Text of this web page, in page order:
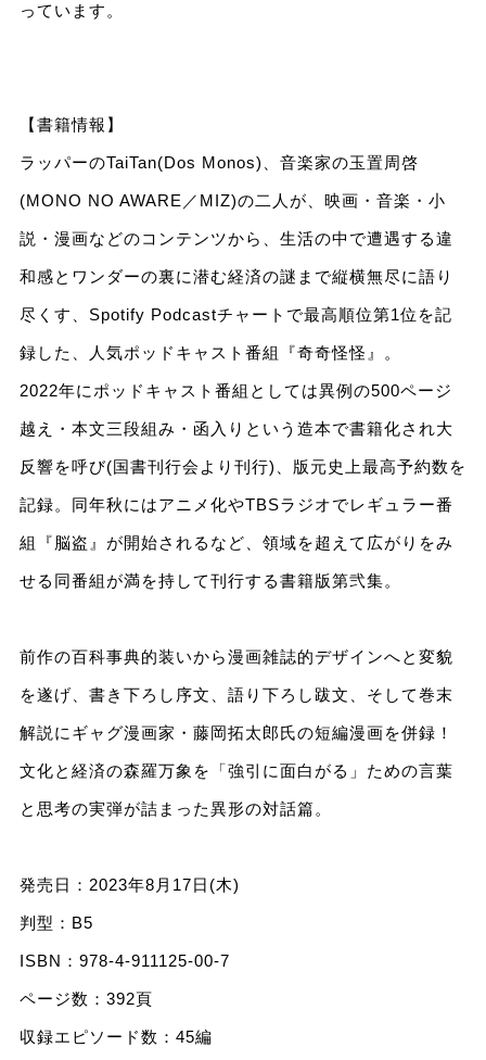
っています。
【書籍情報】
ラッパーのTaiTan(Dos Monos)、音楽家の玉置周啓
(MONO NO AWARE／MIZ)の二人が、映画・音楽・小
説・漫画などのコンテンツから、生活の中で遭遇する違
和感とワンダーの裏に潜む経済の謎まで縦横無尽に語り
尽くす、Spotify Podcastチャートで最高順位第1位を記
録した、人気ポッドキャスト番組『奇奇怪怪』。
2022年にポッドキャスト番組としては異例の500ページ
越え・本文三段組み・函入りという造本で書籍化され大
反響を呼び(国書刊行会より刊行)、版元史上最高予約数を
記録。同年秋にはアニメ化やTBSラジオでレギュラー番
組『脳盗』が開始されるなど、領域を超えて広がりをみ
せる同番組が満を持して刊行する書籍版第弐集。
前作の百科事典的装いから漫画雑誌的デザインへと変貌
を遂げ、書き下ろし序文、語り下ろし跋文、そして巻末
解説にギャグ漫画家・藤岡拓太郎氏の短編漫画を併録！
文化と経済の森羅万象を「強引に面白がる」ための言葉
と思考の実弾が詰まった異形の対話篇。
発売日：2023年8月17日(木)
判型：B5
ISBN：978-4-911125-00-7
ページ数：392頁
収録エピソード数：45編